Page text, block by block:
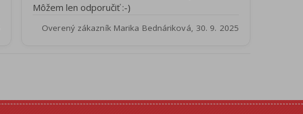
Môžem len odporučiť :-)
Overený zákazník Marika Bednáriková, 30. 9. 2025